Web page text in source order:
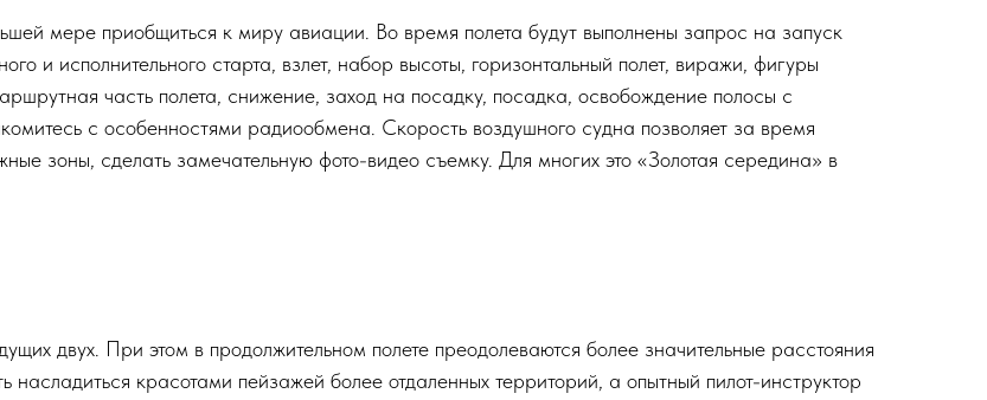
мере приобщиться к миру авиации. Во время полета будут выполнены запрос на запуск
и исполнительного старта, взлет, набор высоты, горизонтальный полет, виражи, фигуры
часть полета, снижение, заход на посадку, посадка, освобождение полосы с
с особенностями радиообмена. Скорость воздушного судна позволяет за время
зоны, сделать замечательную фото-видео съемку. Для многих это «Золотая середина» в
двух. При этом в продолжительном полете преодолеваются более значительные расстояния
насладиться красотами пейзажей более отдаленных территорий, а опытный пилот-инструктор